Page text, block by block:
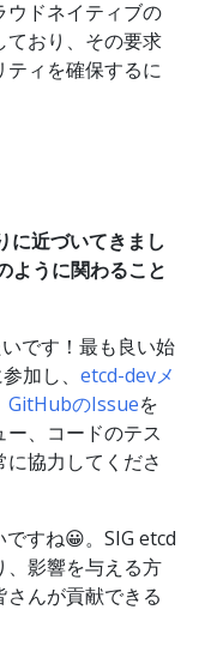
ウドネイティブの
ており、その要求
ティを確保するに
に近づいてきまし
ように関わること
です！最も良い始
加し、 etcd-devメ
GitHubのIssueを
、コードのテス
に協力してくださ
すね😀。SIG etcd
、影響を与える方
んが貢献できる